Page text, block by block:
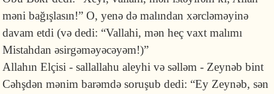
məni bağışla­sın!” O, yenə də malından xərcləməyinə
davam etdi (və dedi: “Vallahi, mən heç vaxt malımı
Mistahdan əsirgəməyəcəyəm!)”
Allahın Elçisi - sallallahu aleyhi və səlləm - Zeynəb bint
Cəhşdən mənim barəmdə soruşub dedi: “Ey Zeynəb, sən